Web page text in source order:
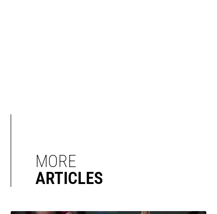
MORE
ARTICLES